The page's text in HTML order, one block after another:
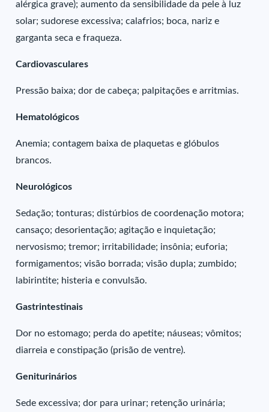
alérgica grave); aumento da sensibilidade da pele à luz
solar; sudorese excessiva; calafrios; boca, nariz e
garganta seca e fraqueza.
Cardiovasculares
Pressão baixa; dor de cabeça; palpitações e arritmias.
Hematológicos
Anemia; contagem baixa de plaquetas e glóbulos
brancos.
Neurológicos
Sedação; tonturas; distúrbios de coordenação motora;
cansaço; desorientação; agitação e inquietação;
nervosismo; tremor; irritabilidade; insônia; euforia;
formigamentos; visão borrada; visão dupla; zumbido;
labirintite; histeria e convulsão.
Gastrintestinais
Dor no estomago; perda do apetite; náuseas; vômitos;
diarreia e constipação (prisão de ventre).
Geniturinários
Sede excessiva; dor para urinar; retenção urinária;